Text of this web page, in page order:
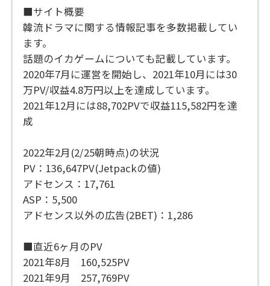
■サイト概要
韓流ドラマに関する情報記事を多数掲載してい
ます。
話題のイカゲームについても記載しています。
2020年7月に運営を開始し、2021年10月には30
万PV/収益4.8万円以上を達成しています。
2021年12月には88,702PVで収益115,582円を達
成
2022年2月(2/25朝時点)の状況
PV：136,647PV(Jetpackの値)
アドセンス：17,761
ASP：5,500
アドセンス以外の広告(2BET)：1,286
■直近6ヶ月のPV
2021年8月 160,525PV
2021年9月 257,769PV